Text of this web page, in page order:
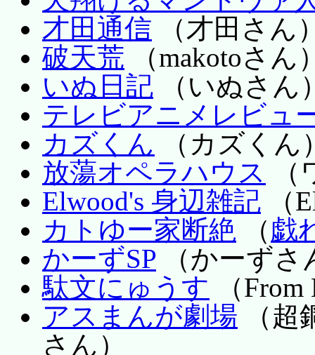
才田通信 （才田さん
破天荒 （makotoさん
いぬ日記 （いぬさん
テレビアニメレビュ
カズくん （カズくん
放蕩オペラハウス
（
Elwood's 身辺雑記 （
カトゆー家断絶 （戯
かーずSP （かーずさ
駄文にゅうす （
アスまんが劇場 （超
さん）